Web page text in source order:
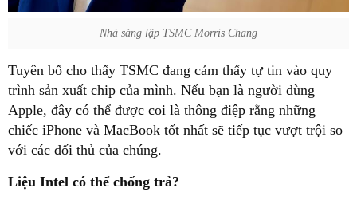
Nhà sáng lập TSMC Morris Chang
trình sản xuất chip của mình. Nếu bạn là người dùng
Apple, đây có thể được coi là thông điệp rằng những
chiếc iPhone và MacBook tốt nhất sẽ tiếp tục vượt trội so
Liệu Intel có thể chống trả?